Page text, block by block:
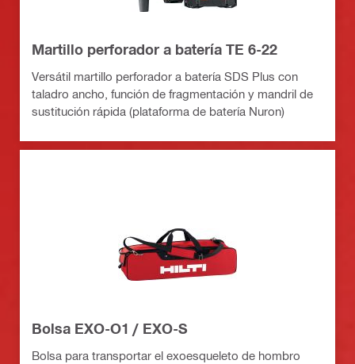
Martillo perforador a batería TE 6-22
Versátil martillo perforador a batería SDS Plus con
taladro ancho, función de fragmentación y mandril de
sustitución rápida (plataforma de batería Nuron)
Bolsa EXO-O1 / EXO-S
Bolsa para transportar el exoesqueleto de hombro